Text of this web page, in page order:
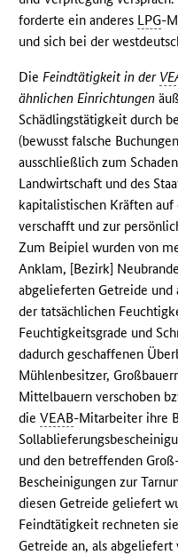
forderte ein anderes LPG-
und sich bei der
Die Feindtätigkeit in der
ähnlichen Einrichtungen
Schädlingstätigkeit durch
(bewusst falsche
ausschließlich zum
Landwirtschaft und des
kapitalistischen Kräften
verschafft und zur
Zum Beipiel wurden von
Anklam, [Bezirk]
abgelieferten Getreide
der tatsächlichen
Feuchtigkeitsgrade und
dadurch geschaffenen
Mühlenbesitzer,
Mittelbauern verschoben
dieVEAB-Mitarbeiter ihre
und den betreffenden
Bescheinigungen zur
diesen Getreide geliefert
Feindtätigkeit rechneten
Getreide an, als